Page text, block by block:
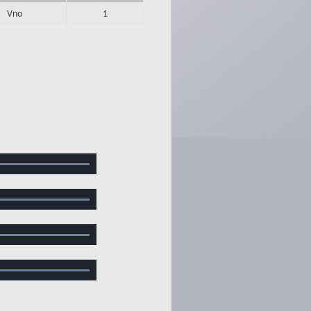
Vno 1
Loaded:
100.00%
Loaded:
100.00%
Loaded:
100.00%
Loaded:
100.00%